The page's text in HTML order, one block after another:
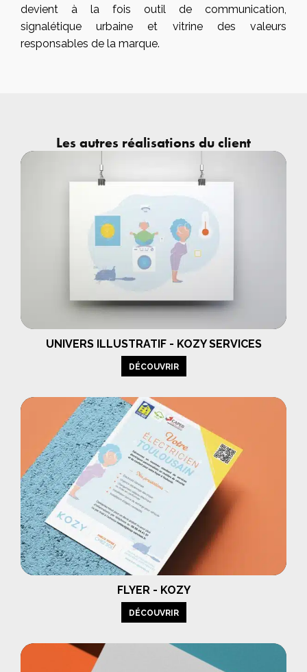
devient à la fois outil de communication,
signalétique urbaine et vitrine des valeurs
responsables de la marque.
Les autres réalisations du client
UNIVERS ILLUSTRATIF - KOZY SERVICES
DÉCOUVRIR
FLYER - KOZY
DÉCOUVRIR